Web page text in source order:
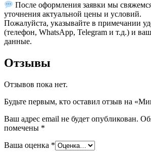
После оформления заявки мы
уточнения актуальной цены и условий.
Пожалуйста, указывайте в примечании
(телефон, WhatsApp, Telegram и т.д.) и
данные.
Отзывы
Отзывов пока нет.
Будьте первым, кто оставил отзыв на
Ваш адрес email не будет опубликован.
помечены *
Ваша оценка *